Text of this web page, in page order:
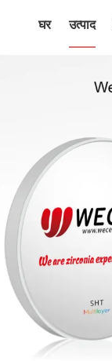
घर उत्पाद